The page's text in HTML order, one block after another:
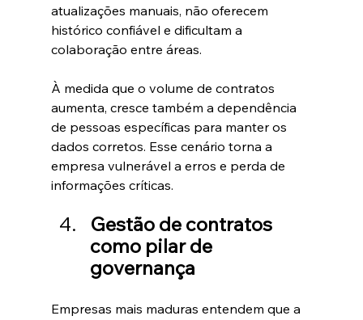
atualizações manuais, não oferecem
histórico confiável e dificultam a
colaboração entre áreas.
À medida que o volume de contratos
aumenta, cresce também a dependência
de pessoas específicas para manter os
dados corretos. Esse cenário torna a
empresa vulnerável a erros e perda de
informações críticas.
Gestão de contratos
como pilar de
governança
Empresas mais maduras entendem que a